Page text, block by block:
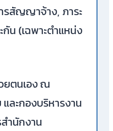
รสัญญาจ้าง, ภาระ
น (เฉพาะตำแหน่ง
ตนเอง ณ
ละกองบริหารงาน
ำนักงาน